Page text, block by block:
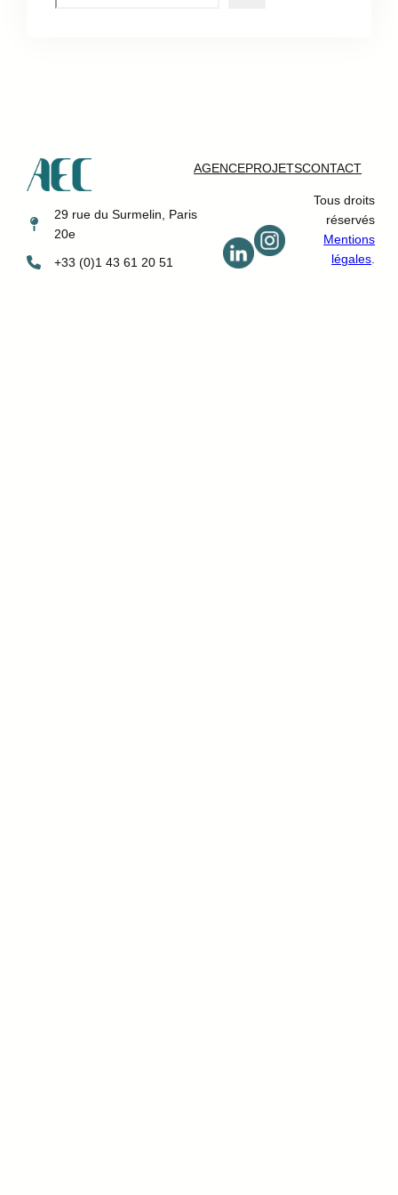
e
29 rue du Surmelin, Paris
20e
+33 (0)1 43 61 20 51
AGENCEPROJETSCONTACT
Tous droits
réservés
Mentions
légales